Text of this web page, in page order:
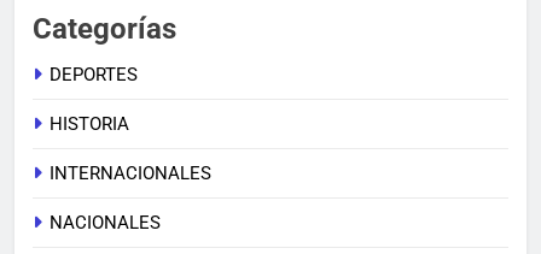
Categorías
DEPORTES
HISTORIA
INTERNACIONALES
NACIONALES